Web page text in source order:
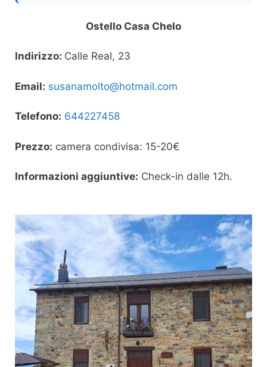
Ostello Casa Chelo
Indirizzo: Calle Real, 23
Email: susanamolto@hotmail.com
Telefono: 644227458
Prezzo: camera condivisa: 15-20€
Informazioni aggiuntive: Check-in dalle 12h.